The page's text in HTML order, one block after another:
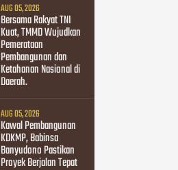
AUG 05, 2026
Bersama Rakyat TNI
Kuat, TMMD Wujudkan
Pemerataan
Pembangunan dan
Ketahanan Nasional di
Daerah.
AUG 05, 2026
Kawal Pembangunan
KDKMP, Babinsa
Banyudono Pastikan
Proyek Berjalan Tepat